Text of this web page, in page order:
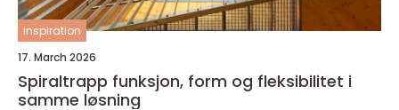
inspiration
17. March 2026
Spiraltrapp funksjon, form og fleksibilitet i
samme løsning